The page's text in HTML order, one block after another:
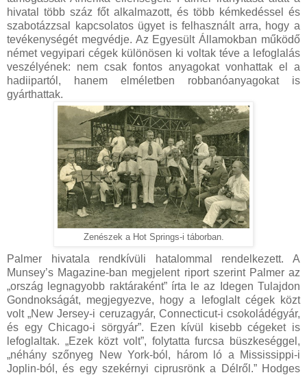
hivatal több száz főt alkalmazott, és több kémkedéssel és
szabotázzsal kapcsolatos ügyet is felhasznált arra, hogy a
tevékenységét megvédje. Az Egyesült Államokban működő
német vegyipari cégek különösen ki voltak téve a lefoglalás
veszélyének: nem csak fontos anyagokat vonhattak el a
hadiipartól, hanem elméletben robbanóanyagokat is
gyárthattak.
Zenészek a Hot Springs-i táborban.
Palmer hivatala rendkívüli hatalommal rendelkezett. A
Munsey’s Magazine-ban megjelent riport szerint Palmer az
„ország legnagyobb raktáraként” írta le az Idegen Tulajdon
Gondnokságát, megjegyezve, hogy a lefoglalt cégek közt
volt „New Jersey-i ceruzagyár, Connecticut-i csokoládégyár,
és egy Chicago-i sörgyár”. Ezen kívül kisebb cégeket is
lefoglaltak. „Ezek közt volt”, folytatta furcsa büszkeséggel,
„néhány szőnyeg New York-ból, három ló a Mississippi-i
Joplin-ból, és egy szekérnyi ciprusrönk a Délről.” Hodges